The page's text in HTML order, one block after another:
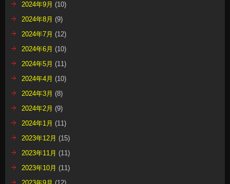
2024年9月 (10)
2024年8月 (9)
2024年7月 (12)
2024年6月 (10)
2024年5月 (11)
2024年4月 (10)
2024年3月 (8)
2024年2月 (9)
2024年1月 (11)
2023年12月 (15)
2023年11月 (11)
2023年10月 (11)